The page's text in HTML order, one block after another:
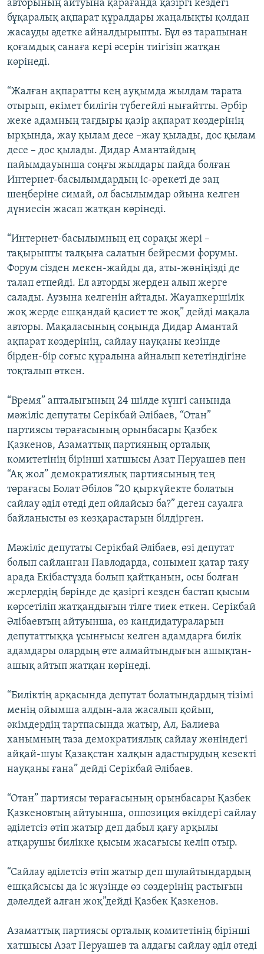
авторының айтуына қарағанда қазіргі кездегі
бұқаралық ақпарат құралдары жаңалықты қолдан
жасауды әдетке айналдырыпты. Бұл өз тарапынан
қоғамдық санаға кері әсерін тиігізіп жатқан
көрінеді.
“Жалған ақпаратты кең ауқымда жылдам тарата
отырып, өкімет билігін түбегейлі нығайтты. Әрбір
жеке адамның тағдыры қазір ақпарат көздерінің
ырқында, жау қылам десе –жау қылады, дос қылам
десе – дос қылады. Дидар Амантайдың
пайымдауынша соңғы жылдары пайда болған
Интернет-басылымдардың іс-әрекеті де заң
шеңберіне симай, ол басылымдар ойына келген
дүниесін жасап жатқан көрінеді.
“Интернет-басылымның ең сорақы жері –
тақырыпты талқыға салатын бейресми форумы.
Форум сізден мекен-жайды да, аты-жөніңізді де
талап етпейді. Ел авторды жерден алып жерге
салады. Аузына келгенін айтады. Жауапкершілік
жоқ жерде ешқандай қасиет те жоқ” дейді мақала
авторы. Мақаласының соңында Дидар Амантай
ақпарат көздерінің, сайлау науқаны кезінде
бірден-бір соғыс құралына айналып кететіндігіне
тоқталып өткен.
“Время” апталығының 24 шілде күнгі санында
мәжіліс депутаты Серікбай Әлібаев, “Отан”
партиясы төрағасының орынбасары Қазбек
Қазкенов, Азаматтық партияның орталық
комитетінің бірінші хатшысы Азат Перуашев пен
“Ақ жол” демократиялық партиясының тең
төрағасы Болат Әбілов “20 қыркүйекте болатын
сайлау әділ өтеді деп ойлайсыз ба?” деген сауалға
байланысты өз көзқарастарын білдірген.
Мәжіліс депутаты Серікбай Әлібаев, өзі депутат
болып сайланған Павлодарда, сонымен қатар таяу
арада Екібастұзда болып қайтқанын, осы болған
жерлердің бәрінде де қазіргі кезден бастап қысым
көрсетіліп жатқандығын тілге тиек еткен. Серікбай
Әлібаевтың айтуынша, өз кандидатураларын
депутаттыққа ұсынғысы келген адамдарға билік
адамдары олардың өте алмайтындығын ашықтан-
ашық айтып жатқан көрінеді.
“Биліктің арқасында депутат болатындардың тізімі
менің ойымша алдын-ала жасалып қойып,
әкімдердің тартпасында жатыр, Ал, Балиева
ханымның таза демократиялық сайлау жөніндегі
айқай-шуы Қазақстан халқын адастырудың кезекті
науқаны ғана” дейді Серікбай Әлібаев.
“Отан” партиясы төрағасының орынбасары Қазбек
Қазкеновтың айтуынша, оппозиция өкілдері сайлау
әділетсіз өтіп жатыр деп дабыл қағу арқылы
атқарушы билікке қысым жасағысы келіп отыр.
“Сайлау әділетсіз өтіп жатыр деп шулайтындардың
ешқайсысы да іс жүзінде өз сөздерінің растығын
дәлелдей алған жоқ”дейді Қазбек Қазкенов.
Азаматтық партиясы орталық комитетінің бірінші
хатшысы Азат Перуашев та алдағы сайлау әділ өтеді